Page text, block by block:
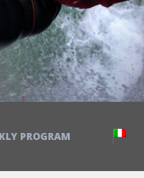
PROGRAM